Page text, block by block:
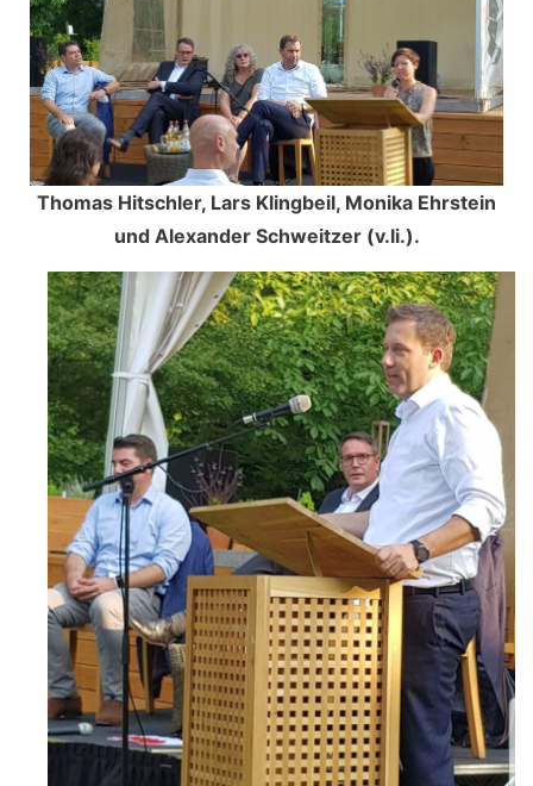
Thomas Hitschler, Lars Klingbeil, Monika Ehrstein
und Alexander Schweitzer (v.li.).